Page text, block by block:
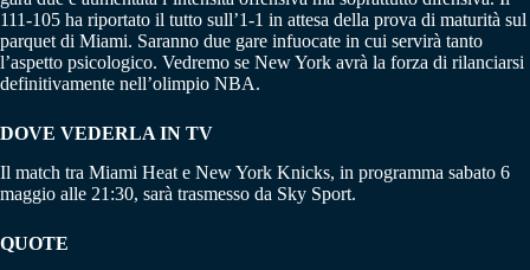
111-105 ha riportato il tutto sull’1-1 in attesa della prova di maturità sul
parquet di Miami. Saranno due gare infuocate in cui servirà tanto
l’aspetto psicologico. Vedremo se New York avrà la forza di rilanciarsi
definitivamente nell’olimpio NBA.
DOVE VEDERLA IN TV
Il match tra Miami Heat e New York Knicks, in programma sabato 6
maggio alle 21:30, sarà trasmesso da Sky Sport.
QUOTE